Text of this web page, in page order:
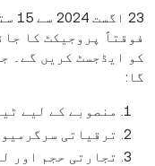
23 اگست 2024 سے 15 ستمبر 2024 (UTC) تک،
فوقتاً پروجیکٹ کا
کو ایڈجسٹ کریں گے۔
گا:
منصوبے کے لیے
ترقیاتی
تجارتی حجم اور